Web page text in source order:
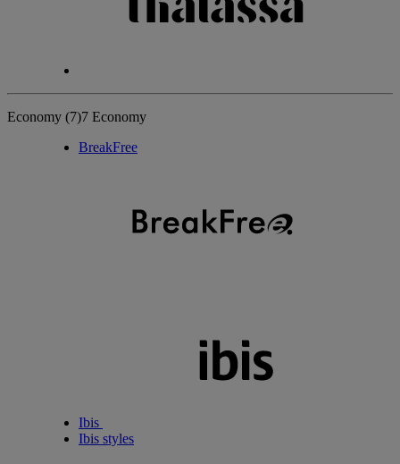
Economy (7)7 Economy
BreakFree
Ibis
Ibis styles